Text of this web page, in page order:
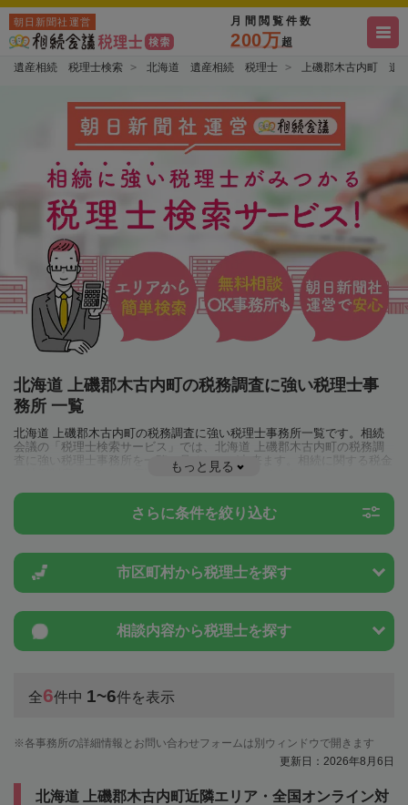
朝日新聞社運営 月間閲覧件数
200万超
遺産相続 税理士検索 北海道 遺産相続 税理士 上磯郡木古内町 遺
北海道 上磯郡木古内町の税務調査に強い税理士事
務所 一覧
北海道 上磯郡木古内町の税務調査に強い税理士事務所一覧です。相続
会議の「税理士検索サービス」では、北海道 上磯郡木古内町の税務調
査に強い税理士事務所を一覧で見ることが出来ます。相続に関する税金
や特例制度のことは一度近隣の税理士に相談してみましょう。
もっと見る
さらに条件を絞り込む
市区町村から税理士を探す
相談内容から税理士を探す
全6件中 1~6件を表示
各事務所の詳細情報とお問い合わせフォームは別ウィンドウで開きます
更新日：2026年8月6日
北海道 上磯郡木古内町近隣エリア・全国オンライン対